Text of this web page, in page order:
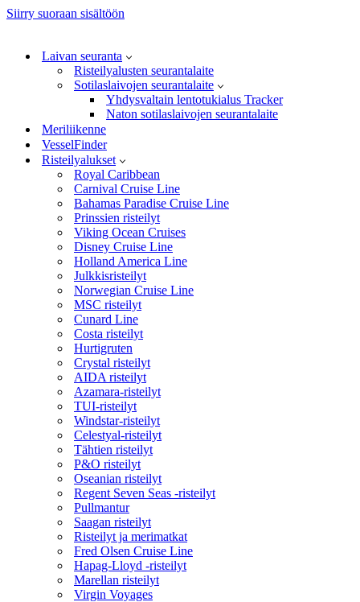
Siirry suoraan sisältöön
Laivan seuranta
Risteilyalusten seurantalaite
Sotilaslaivojen seurantalaite
Yhdysvaltain lentotukialus Tracker
Naton sotilaslaivojen seurantalaite
Meriliikenne
VesselFinder
Risteilyalukset
Royal Caribbean
Carnival Cruise Line
Bahamas Paradise Cruise Line
Prinssien risteilyt
Viking Ocean Cruises
Disney Cruise Line
Holland America Line
Julkkisristeilyt
Norwegian Cruise Line
MSC risteilyt
Cunard Line
Costa risteilyt
Hurtigruten
Crystal risteilyt
AIDA risteilyt
Azamara-risteilyt
TUI-risteilyt
Windstar-risteilyt
Celestyal-risteilyt
Tähtien risteilyt
P&O risteilyt
Oseanian risteilyt
Regent Seven Seas -risteilyt
Pullmantur
Saagan risteilyt
Risteilyt ja merimatkat
Fred Olsen Cruise Line
Hapag-Lloyd -risteilyt
Marellan risteilyt
Virgin Voyages